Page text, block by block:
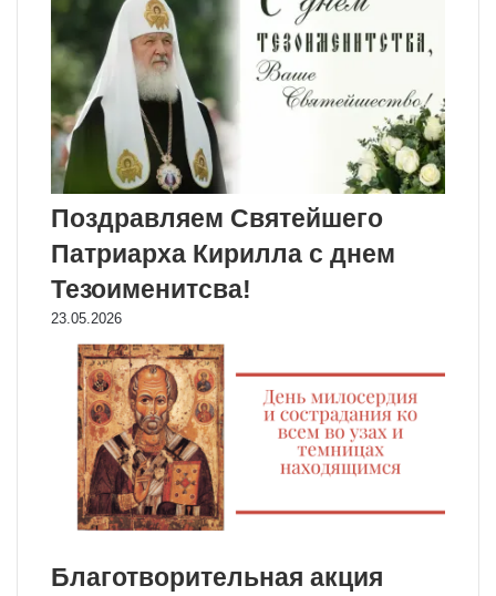
Поздравляем Святейшего
Патриарха Кирилла с днем
Тезоименитсва!
23.05.2026
Благотворительная акция